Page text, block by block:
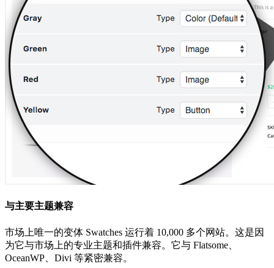
与主要主题兼容
市场上唯一的变体 Swatches 运行着 10,000 多个网站。这是因
为它与市场上的专业主题和插件兼容。它与 Flatsome、
OceanWP、Divi 等紧密兼容。